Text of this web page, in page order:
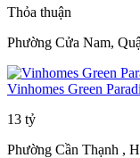
Thỏa thuận
Phường Cửa Nam,
Vinhomes Green
13 tỷ
Phường Cần Thạnh ,